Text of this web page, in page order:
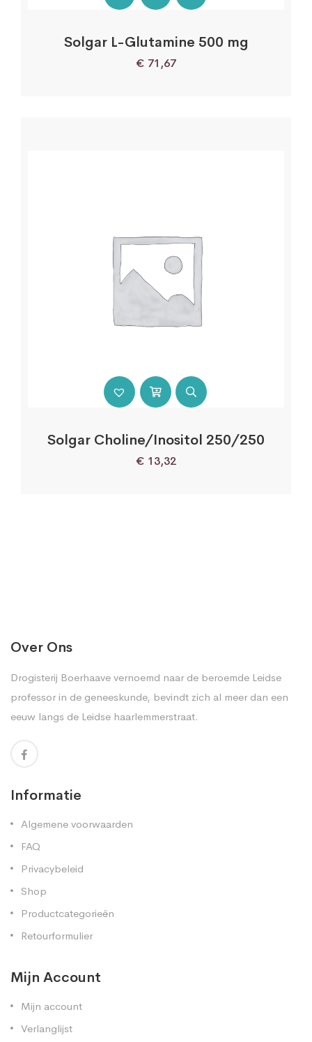
Solgar L-Glutamine 500 mg
€ 71,67
Solgar Choline/Inositol 250/250
€ 13,32
Over Ons
Drogisterij Boerhaave vernoemd naar de beroemde Leidse
professor in de geneeskunde, bevindt zich al meer dan een
eeuw langs de Leidse haarlemmerstraat.
Informatie
Algemene voorwaarden
FAQ
Privacybeleid
Shop
Productcategorieën
Retourformulier
Mijn Account
Mijn account
Verlanglijst